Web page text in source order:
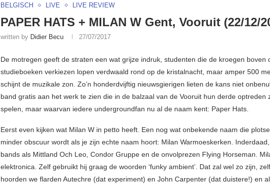
BELGISCH LIVE LIVE REVIEW
PAPER HATS + MILAN W Gent, Vooruit (22/12/
written by Didier Becu 27/07/2017
De motregen geeft de straten een wat grijze indruk, studenten die de kroegen boven
studieboeken verkiezen lopen verdwaald rond op de kristalnacht, maar amper 500
schijnt de muzikale zon. Zo’n honderdvijftig nieuwsgierigen lieten de kans niet
band gratis aan het werk te zien die in de balzaal van de Vooruit hun derde optreden
spelen, maar waarvan iedere undergroundfan nu al de naam kent: Paper Hats.
Eerst even kijken wat Milan W in petto heeft. Een nog wat onbekende naam die
minder obscuur wordt als je zijn echte naam hoort: Milan Warmoeskerken.
bands als Mittland Och Leo, Condor Gruppe en de onvolprezen Flying Horseman.
elektronica. Zelf gebruikt hij graag de woorden ‘funky ambient’. Dat zal wel zo zijn, zelf
hoorden we flarden Autechre (dat experiment) en John Carpenter (dat duistere!) en